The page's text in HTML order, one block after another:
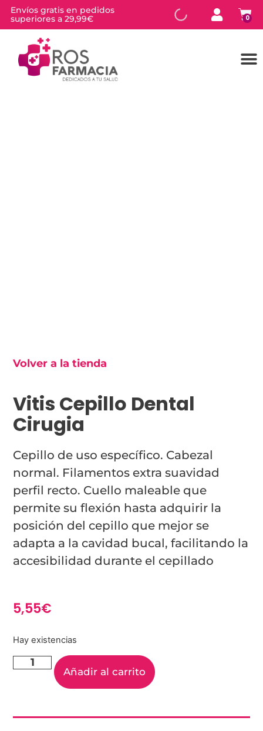
Envíos gratis en pedidos
superiores a 29,99€
0
Volver a la tienda
Vitis Cepillo Dental
Cirugia
Cepillo de uso específico. Cabezal
normal. Filamentos extra suavidad
perfil recto. Cuello maleable que
permite su flexión hasta adquirir la
posición del cepillo que mejor se
adapta a la cavidad bucal, facilitando la
accesibilidad durante el cepillado
5,55€
Hay existencias
Añadir al carrito